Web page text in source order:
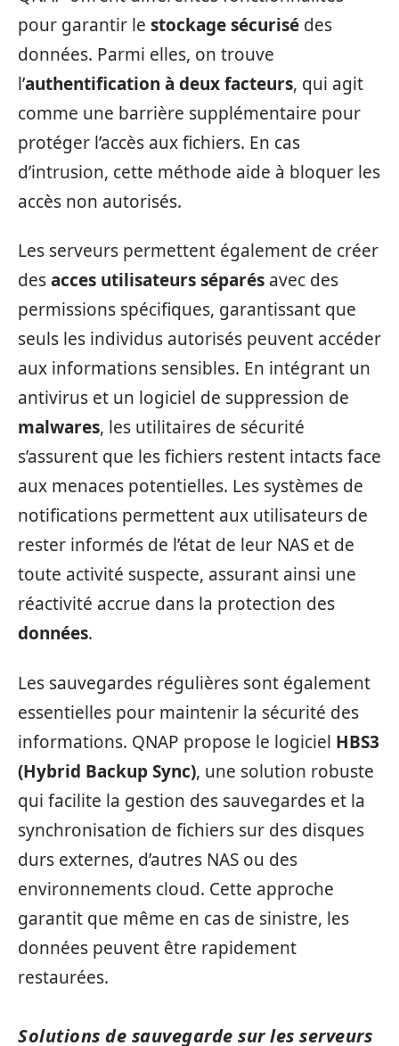
pour garantir le stockage sécurisé des
données. Parmi elles, on trouve
l’authentification à deux facteurs, qui agit
comme une barrière supplémentaire pour
protéger l’accès aux fichiers. En cas
d’intrusion, cette méthode aide à bloquer les
accès non autorisés.
Les serveurs permettent également de créer
desacces utilisateurs séparés avec des
permissions spécifiques, garantissant que
seuls les individus autorisés peuvent accéder
aux informations sensibles. En intégrant un
antivirus et un logiciel de suppression de
malwares, les utilitaires de sécurité
s’assurent que les fichiers restent intacts face
aux menaces potentielles. Les systèmes de
notifications permettent aux utilisateurs de
rester informés de l’état de leur NAS et de
toute activité suspecte, assurant ainsi une
réactivité accrue dans la protection des
données.
Les sauvegardes régulières sont également
essentielles pour maintenir la sécurité des
informations. QNAP propose le logiciel HBS3
(Hybrid Backup Sync), une solution robuste
qui facilite la gestion des sauvegardes et la
synchronisation de fichiers sur des disques
durs externes, d’autres NAS ou des
environnements cloud. Cette approche
garantit que même en cas de sinistre, les
données peuvent être rapidement
restaurées.
Solutions de sauvegarde sur les serveurs